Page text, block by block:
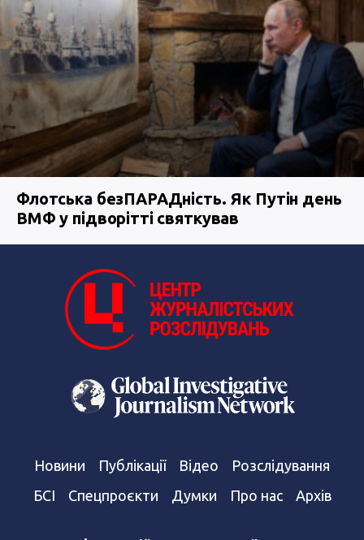
Флотська безПАРАДність. Як Путін день
ВМФ у підворітті святкував
Новини Публікації Відео
Розслідування
БСІ
Спецпроєкти Думки Про нас Архів